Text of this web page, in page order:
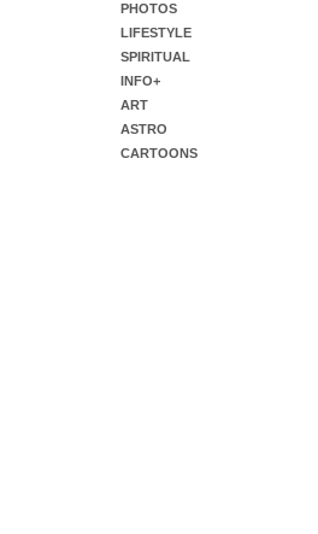
PHOTOS
LIFESTYLE
SPIRITUAL
INFO+
ART
ASTRO
CARTOONS